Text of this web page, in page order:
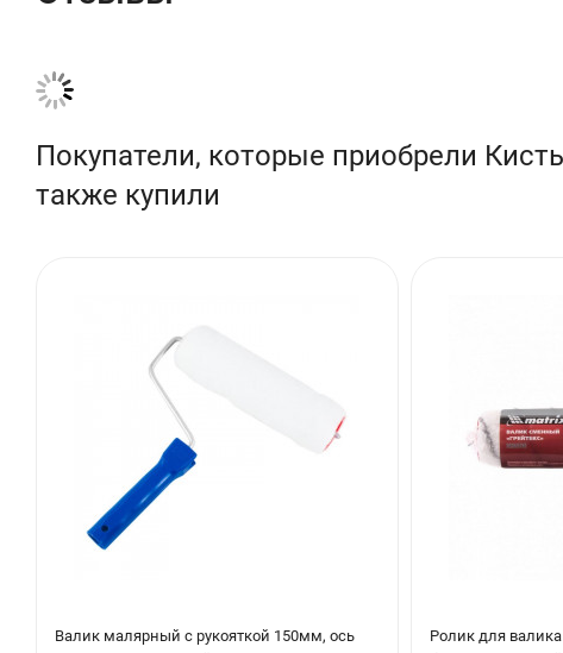
Покупатели, которые приобрели
также купили
Валик малярный с рукояткой 150мм, ось
Ролик для